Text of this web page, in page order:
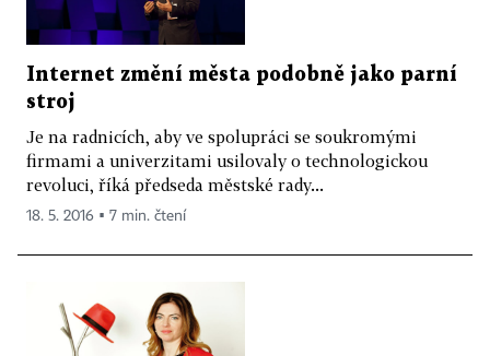
Internet změní města podobně jako parní
stroj
Je na radnicích, aby ve spolupráci se soukromými
firmami a univerzitami usilovaly o technologickou
revoluci, říká předseda městské rady...
18. 5. 2016 ▪ 7 min. čtení